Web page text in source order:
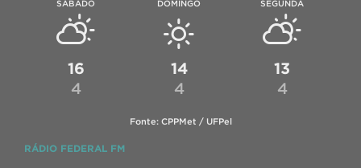
SÁBADO
16
4
DOMINGO
14
4
SEGUNDA
13
4
Fonte: CPPMet / UFPel
RÁDIO FEDERAL FM